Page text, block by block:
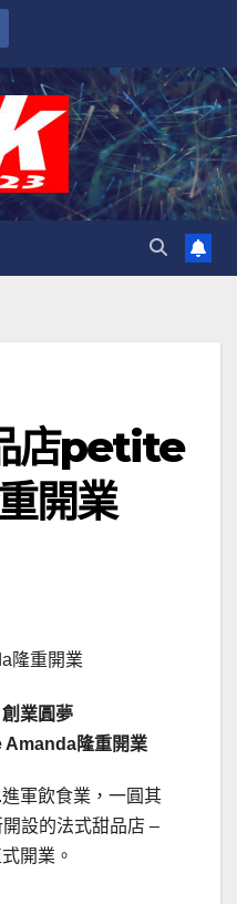
店petite
開業
業圓夢
Amanda隆重開業
軍飲食業，一圓其
設的法式甜品店 –
開業。